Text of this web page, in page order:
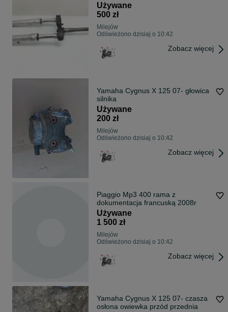
Używane
500 zł
Milejów
Odświeżono dzisiaj o 10:42
Zobacz więcej
Yamaha Cygnus X 125 07- głowica
silnika
Używane
200 zł
Milejów
Odświeżono dzisiaj o 10:42
Zobacz więcej
Piaggio Mp3 400 rama z
dokumentacja francuską 2008r
Używane
1 500 zł
Milejów
Odświeżono dzisiaj o 10:42
Zobacz więcej
Yamaha Cygnus X 125 07- czasza
osłona owiewka przód przednia